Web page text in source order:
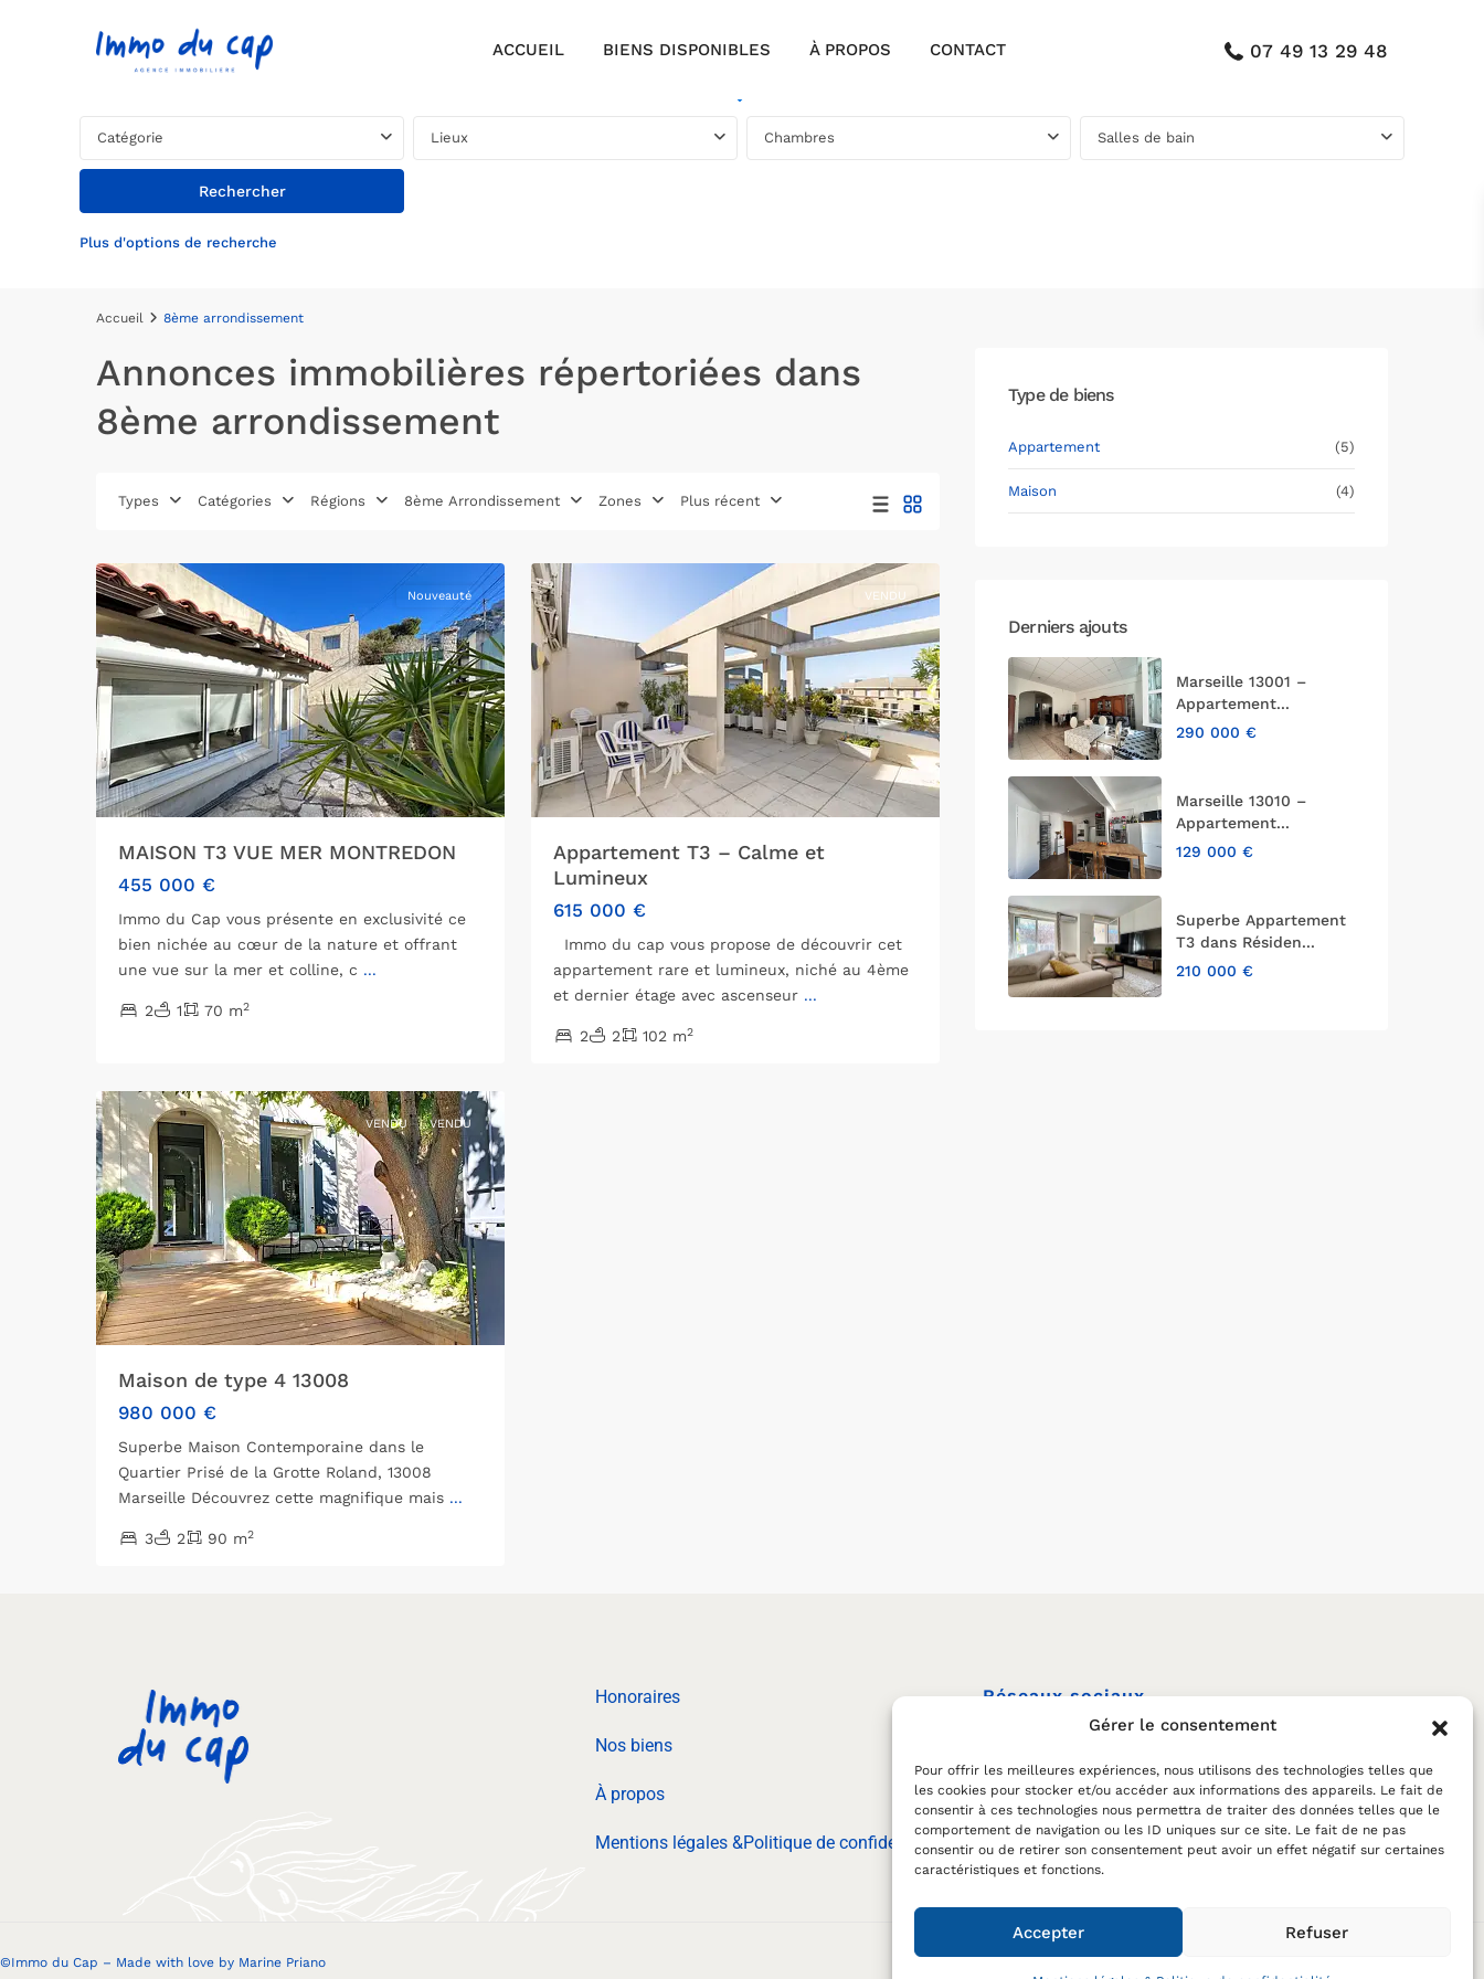
Gérer le consentement
Pour offrir les meilleures expériences, nous utilisons des technologies telles que
les cookies pour stocker et/ou accéder aux informations des appareils. Le fait de
consentir à ces technologies nous permettra de traiter des données telles que le
comportement de navigation ou les ID uniques sur ce site. Le fait de ne pas
consentir ou de retirer son consentement peut avoir un effet négatif sur certaines
caractéristiques et fonctions.
Accepter Refuser
ACCUEIL BIENS DISPONIBLES À PROPOS CONTACT 07 49 13 29 48
Catégorie Lieux Chambres Salles de bain
Plus d'options de recherche
Accueil 8ème arrondissement
Annonces immobilières répertoriées dans
8ème arrondissement
Types Catégories Régions 8ème Arrondissement Zones Plus récent
Nouveauté
MAISON T3 VUE MER MONTREDON
455 000 €
Immo du Cap vous présente en exclusivité ce
bien nichée au cœur de la nature et offrant
une vue sur la mer et colline, c ...
2 1 70 m2
VENDU
Appartement T3 – Calme et
Lumineux
615 000 €
Immo du cap vous propose de découvrir cet
appartement rare et lumineux, niché au 4ème
et dernier étage avec ascenseur ...
2 2 102 m2
8ème
VENDU VENDU
Maison de type 4 13008
980 000 €
Superbe Maison Contemporaine dans le
Quartier Prisé de la Grotte Roland, 13008
Marseille Découvrez cette magnifique mais ...
3 2 90 m2
Type de biens
Appartement (5)
Maison (4)
Derniers ajouts
Marseille 13001 –
Appartement...
290 000 €
Marseille 13010 –
Appartement...
129 000 €
Superbe Appartement
T3 dans Résiden...
210 000 €
Honoraires
Nos biens
À propos
Mentions légales &Politique de confidentialité
Réseaux sociaux
CONTACTEZ-NOUS
©Immo du Cap – Made with love by Marine Priano